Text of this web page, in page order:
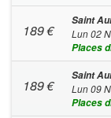
189€
Saint
Lun 02
Places
189€
Saint
Lun 09
Places